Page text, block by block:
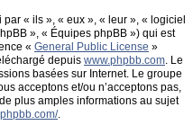
« ils », « eux », « leur », « logiciel
», « Équipes phpBB ») qui est
« General Public License »
depuis www.phpbb.com. Le
basées sur Internet. Le groupe
acceptons et/ou n’acceptons pas,
plus amples informations au sujet
.